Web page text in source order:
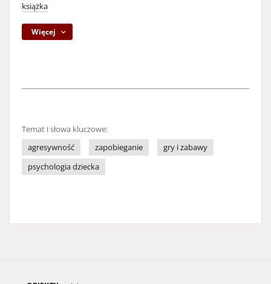
książka
Więcej
Temat i słowa kluczowe:
agresywność
zapobieganie
gry i zabawy
psychologia dziecka